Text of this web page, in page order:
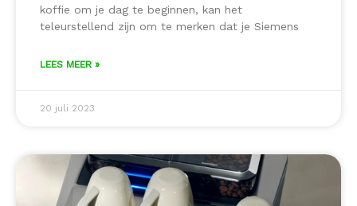
koffie om je dag te beginnen, kan het
teleurstellend zijn om te merken dat je Siemens
LEES MEER »
20 juli 2023